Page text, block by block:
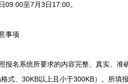
至7月3日17:00。
事项
名系统所要求的内容完整、真实、准
式、30KB以上且小于300KB）。所填